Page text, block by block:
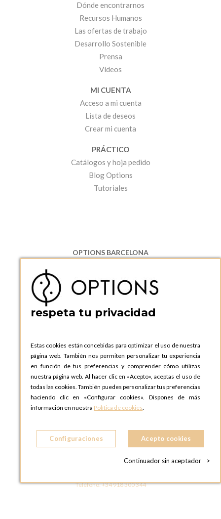
Dónde encontrarnos
Recursos Humanos
Las ofertas de trabajo
Desarrollo Sostenible
Prensa
Vídeos
MI CUENTA
Acceso a mi cuenta
Lista de deseos
Crear mi cuenta
PRÁCTICO
Catálogos y hoja pedido
Blog Options
Tutoriales
OPTIONS BARCELONA
08130 Santa Perpetua de Moguda, Barcelona
ESPAñA
Teléfono:
+34 935 724 041
OPTIONS BARCELONA SHOWROOM
ESPAñA
Teléfono:+34 935 724 041
OPTIONS MADRID
C. Lucio Emilio Cándido, 6,
28803 Alcalá de Henares, Madrid
ESPAñA
OPTIONS MADRID SHOWROOM
28004 MADRID
Teléfono:+34 918 300 344
respeta tu privacidad
Estas cookies están concebidas para optimizar el uso de nuestra
página web. También nos permiten personalizar tu experiencia
en función de tus preferencias y comprender cómo utilizas
nuestra página web. Al hacer clic en «Acepto», aceptas el uso de
todas las cookies. También puedes personalizar tus preferencias
haciendo clic en «Configurar cookies». Dispones de más
información en nuestra Política de cookies.
Configuraciones Acepto cookies
Continuador sin aceptador >